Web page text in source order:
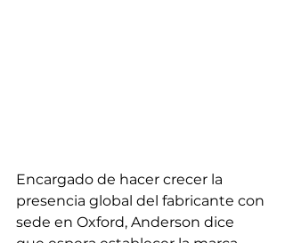
Encargado de hacer crecer la
presencia global del fabricante con
sede en Oxford, Anderson dice